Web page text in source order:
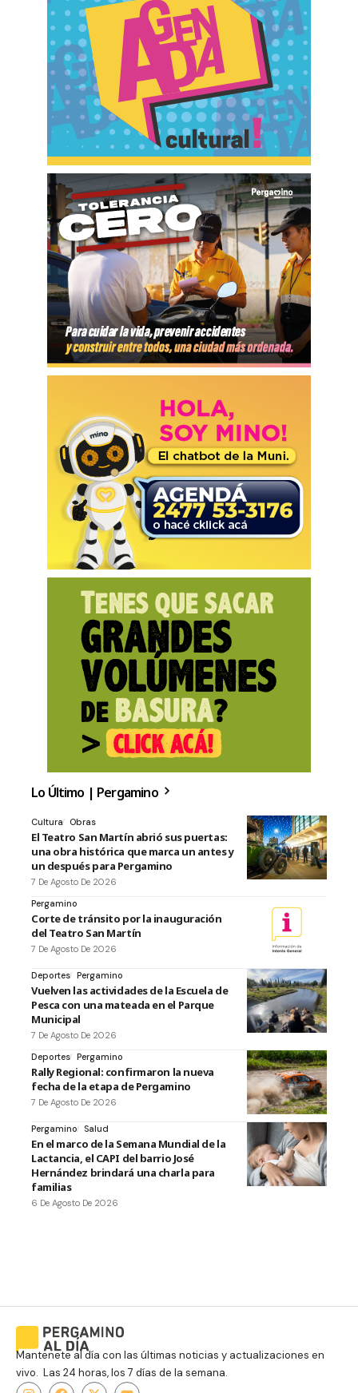
Lo Último | Pergamino
Cultura Obras
El Teatro San Martín abrió sus puertas:
una obra histórica que marca un antes y
un después para Pergamino
7 De Agosto De 2026
Pergamino
Corte de tránsito por la inauguración
del Teatro San Martín
7 De Agosto De 2026
Deportes Pergamino
Vuelven las actividades de la Escuela de
Pesca con una mateada en el Parque
Municipal
7 De Agosto De 2026
Deportes Pergamino
Rally Regional: confirmaron la nueva
fecha de la etapa de Pergamino
7 De Agosto De 2026
Pergamino Salud
En el marco de la Semana Mundial de la
Lactancia, el CAPI del barrio José
Hernández brindará una charla para
familias
6 De Agosto De 2026
Mantenete al día con las últimas noticias y actualizaciones en
vivo. Las 24 horas, los 7 días de la semana.